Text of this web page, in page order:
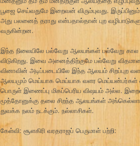
பூஜை செய்வதுமே இறைவன் விரும்புவது.
அது பலனைத் தராது என்பதால்தான் புற
வருகின்றன.
இந்த நிலையிலே பல்வேறு ஆலயங்கள் பல்வேறு கால
விடுகிறது. இவை அனைத்திற்குமே பல்வேறு
வினாவின் அடிப்படையிலே இந்த ஆலயம் சிறப்புற
ஆலயமும் மெய்யாக மெய்யாக வளர மெய்யன்பர்கள்
பொருள் இணைப்பு மிகப்பெரிய விஷயம் அல்ல.
மூத்தோனுக்கு தலை சிறந்த ஆலயங்கள்
துவக்க நலம் நடக்கும். நல்லாசிகள்.
கேள்வி: சூளகிரி வரதராஜப் பெருமாள் பற்றி: